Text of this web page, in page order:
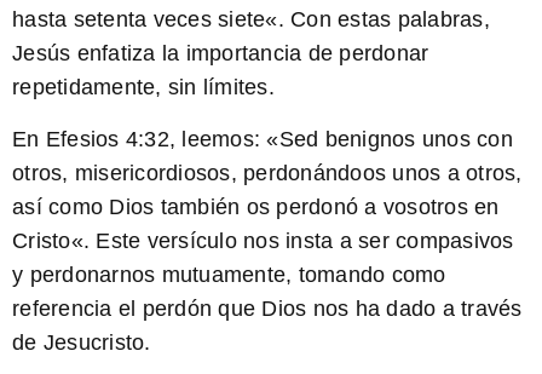
hasta setenta veces siete«. Con estas palabras,
Jesús enfatiza la importancia de perdonar
repetidamente, sin límites.
En Efesios 4:32, leemos: «Sed benignos unos con
otros, misericordiosos, perdonándoos unos a otros,
así como Dios también os perdonó a vosotros en
Cristo«. Este versículo nos insta a ser compasivos
y perdonarnos mutuamente, tomando como
referencia el perdón que Dios nos ha dado a través
de Jesucristo.